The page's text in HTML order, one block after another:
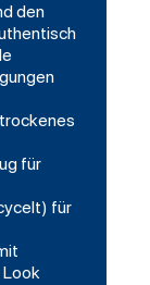
den
für
für
Look